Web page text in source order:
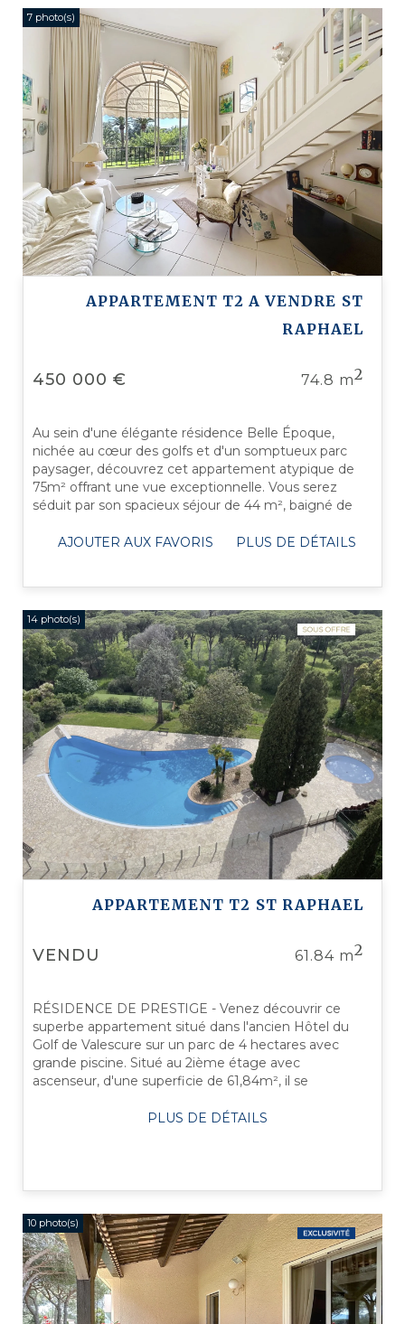
7 photo(s)
APPARTEMENT T2 A VENDRE ST
RAPHAEL
74.8 m2
450 000 €
Au sein d'une élégante résidence Belle Époque,
nichée au cœur des golfs et d'un somptueux parc
paysager, découvrez cet appartement atypique de
75m² offrant une vue exceptionnelle. Vous serez
séduit par son spacieux séjour de 44 m², baigné de
AJOUTER AUX FAVORIS
PLUS DE DÉTAILS
14 photo(s)
APPARTEMENT T2 ST RAPHAEL
61.84 m2
VENDU
RÉSIDENCE DE PRESTIGE - Venez découvrir ce
superbe appartement situé dans l'ancien Hôtel du
Golf de Valescure sur un parc de 4 hectares avec
grande piscine. Situé au 2ième étage avec
ascenseur, d'une superficie de 61,84m², il se
PLUS DE DÉTAILS
10 photo(s)